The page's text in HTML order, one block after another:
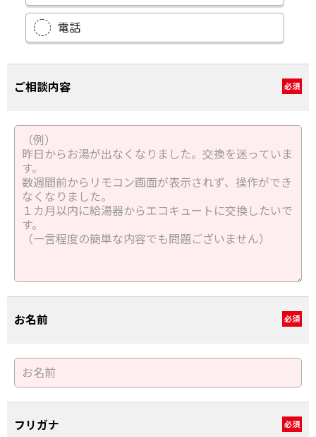
電話
ご相談内容 必須
お名前 必須
フリガナ 必須